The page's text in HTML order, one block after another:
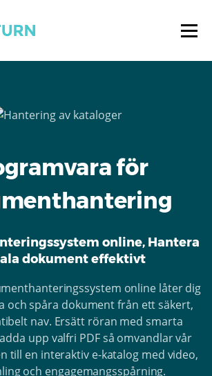
för
online, Hantera
dokument effektivt
online låter dig
och spåra dokument från ett säkert,
nav. Ersätt röran med smarta
upp valfri PDF så omvandlar vår
till en interaktiv e-katalog med video,
och engagemangsspårning.